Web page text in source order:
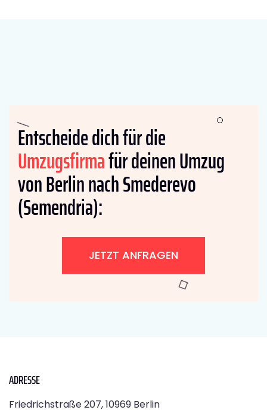
Entscheide dich für die
Umzugsfirmafür deinen Umzug
von Berlin nach Smederevo
(Semendria):
JETZT ANFRAGEN
ADRESSE
Friedrichstraße 207, 10969 Berlin